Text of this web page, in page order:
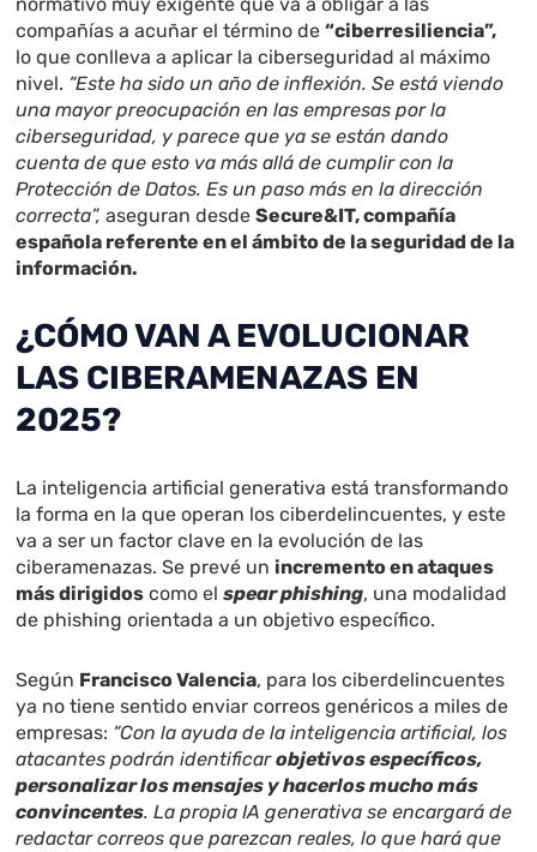
compañías a acuñar el término de“ciberresiliencia”,
lo que conlleva a aplicar la ciberseguridad al máximo
nivel. “Este ha sido un año de inflexión. Se está viendo
una mayor preocupación en las empresas por la
ciberseguridad, y parece que ya se están dando
cuenta de que esto va más allá de cumplir con la
Protección de Datos. Es un paso más en la dirección
correcta”,aseguran desdeSecure&IT, compañía
española referente en el ámbito de la seguridad de la
información.
¿CÓMO VAN A EVOLUCIONAR
LAS CIBERAMENAZAS EN
2025?
La inteligencia artificial generativa está transformando
la forma en la que operan los ciberdelincuentes, y este
va a ser un factor clave en la evolución de las
ciberamenazas. Se prevé un incremento en ataques
más dirigidos como elspear phishing, una modalidad
de phishing orientada a un objetivo específico.
Según Francisco Valencia, para los ciberdelincuentes
ya no tiene sentido enviar correos genéricos a miles de
empresas: “Con la ayuda de la inteligencia artificial, los
atacantes podrán identificarobjetivos específicos,
personalizar los mensajes y hacerlos mucho más
convincentes. La propia IA generativa se encargará de
redactar correos que parezcan reales, lo que hará que